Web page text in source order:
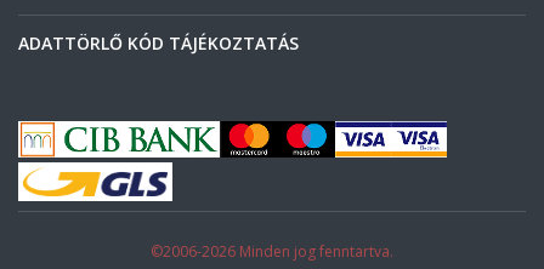
ADATTÖRLŐ KÓD TÁJÉKOZTATÁS
©2006-2026 Minden jog fenntartva.